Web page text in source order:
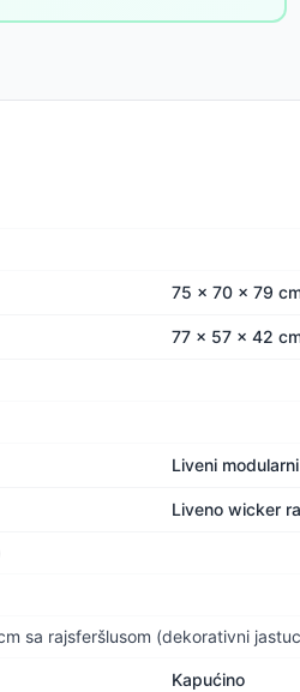
75 x 70 x 79
77 x 57 x 42
Liveni
Liveno wicker
sa rajsferšlusom (dekorativni
Kapućino